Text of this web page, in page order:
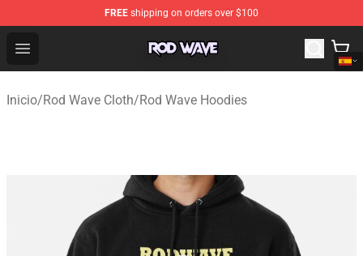
FREE shipping on orders over $100
Open menu
Rod Wave Shop - Official Rod Wave Merchandise Store
Inicio/Rod Wave Cloth/Rod Wave Hoodies